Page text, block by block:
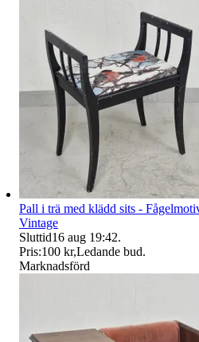
Pall i trä med klädd sits -
Vintage
Sluttid16 aug 19:42.
Pris:100 kr,Ledande bud.
Marknadsförd